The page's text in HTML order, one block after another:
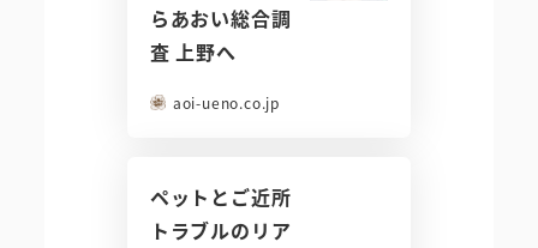
らあおい総合調
査 上野へ
aoi-ueno.co.jp
ペットとご近所
トラブルのリア